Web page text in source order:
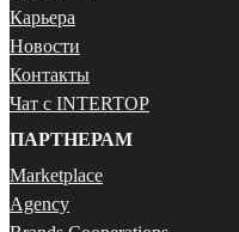
Карьера
Новости
Контакты
Чат с INTERTOP
ПАРТНЕРАМ
Marketplace
Agency